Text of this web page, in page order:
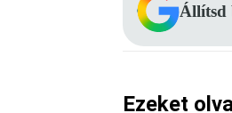
Állítsd
Ezeket